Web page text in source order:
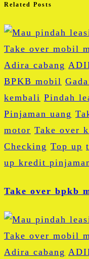
Related Posts
Adira cabang
BPKB mobil
kembali Pindah
Pinjaman uang
motor Take over
Checking Top up
up kredit
Take over bpkb
Adira cabang